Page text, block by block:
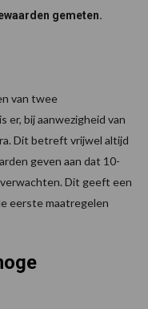
gemeten.
van twee
er, bij aanwezigheid van
Dit betreft vrijwel altijd
geven aan dat 10-
Dit geeft een
eerste maatregelen